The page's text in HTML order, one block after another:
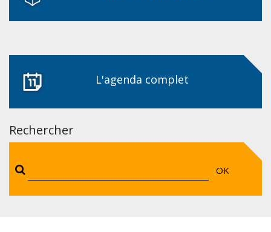
L'agenda complet
Rechercher
OK